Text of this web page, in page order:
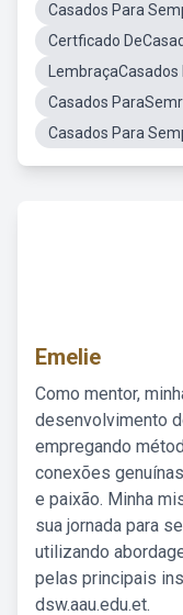
Casados Para
Certficado
Casados
Casados Para
Emelie
Como mentor,
desenvolvimento
empregando
conexões
e paixão. Minha
sua jornada para
utilizando
pelas principais
dsw.aau.edu.et.